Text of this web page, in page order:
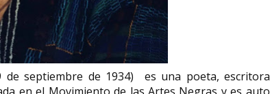
de septiembre de 1934) es una poeta,
Marie Claire Vella
integrante del Movimiento
Democrático de Mujeres
Marie Claire Vella frente al centro de
Rosario Cabrera